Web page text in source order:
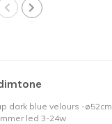
dark blue velours -ø52cm
led 3-24w